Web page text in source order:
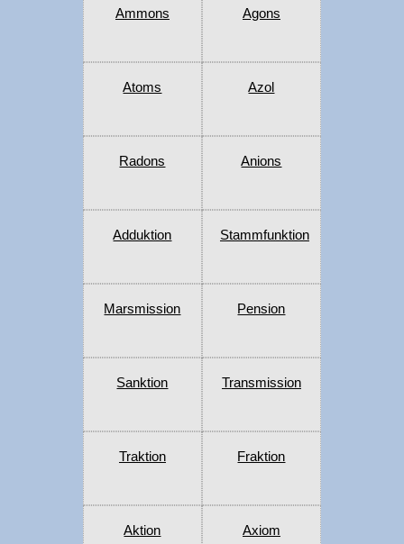
Ammons Agons
Atoms Azol
Radons Anions
Adduktion Stammfunktion
Marsmission Pension
Sanktion Transmission
Traktion Fraktion
Aktion Axiom